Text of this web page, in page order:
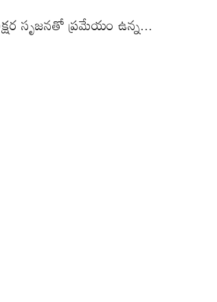
సృజనతో ప్రమేయం ఉన్న...